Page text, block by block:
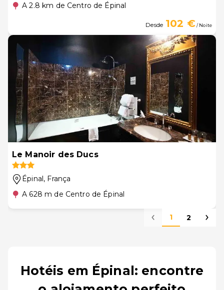
A 2.8 km de Centro de Épinal
Desde 102 €/ Noite
Le Manoir des Ducs
Épinal, França
A 628 m de Centro de Épinal
1 2
Hotéis em Épinal: encontre